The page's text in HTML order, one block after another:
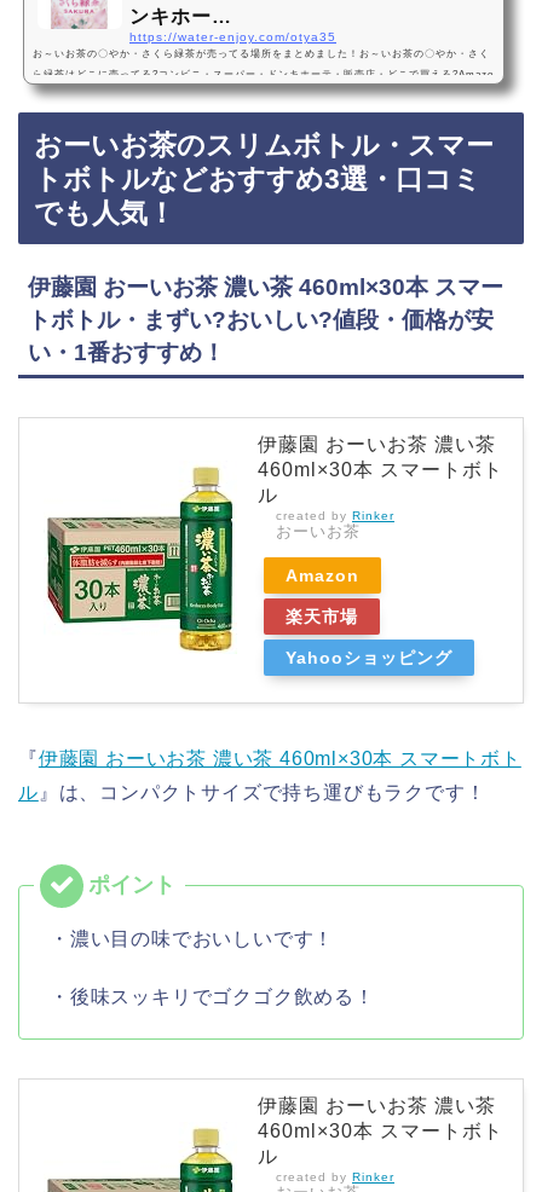
ンキホー…
https://water-enjoy.com/otya35
お～いお茶の〇やか・さくら緑茶が売ってる場所をまとめました！お～いお茶の〇やか・さく
ら緑茶はどこに売ってる?コンビニ・スーパー・ドンキホーテ・販売店・どこで買える?Amazo
n・楽天・売ってない?お～いお茶の〇やか・さくら緑茶は、コンビニ、スーパー、ドンキホー
テなどに売っています！店舗によっては売ってない店もあるので、Amazonや楽天でもお～い
お茶の〇やか・さくら緑茶が手軽に買えておすすめです！お～いお茶の〇やか・さくら緑茶な
どおすすめ3選・口コミでも人気！伊藤園 お～いお茶 〇やか さくら緑茶 500mlペットボ…
おーいお茶のスリムボトル・スマー
トボトルなどおすすめ3選・口コミ
でも人気！
伊藤園 おーいお茶 濃い茶 460ml×30本 スマー
トボトル・まずい?おいしい?値段・価格が安
い・1番おすすめ！
伊藤園 おーいお茶 濃い茶
460ml×30本 スマートボト
ル
created by Rinker
おーいお茶
Amazon
楽天市場
Yahooショッピング
『伊藤園 おーいお茶 濃い茶 460ml×30本 スマートボト
ル 』は、コンパクトサイズで持ち運びもラクです！
・濃い目の味でおいしいです！
・後味スッキリでゴクゴク飲める！
伊藤園 おーいお茶 濃い茶
460ml×30本 スマートボト
ル
created by Rinker